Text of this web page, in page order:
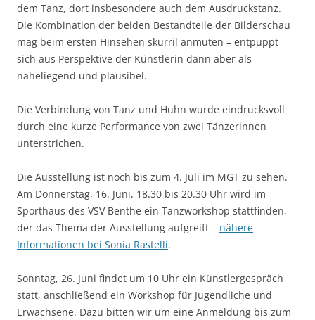
dem Tanz, dort insbesondere auch dem Ausdruckstanz.
Die Kombination der beiden Bestandteile der Bilderschau
mag beim ersten Hinsehen skurril anmuten – entpuppt
sich aus Perspektive der Künstlerin dann aber als
naheliegend und plausibel.
Die Verbindung von Tanz und Huhn wurde eindrucksvoll
durch eine kurze Performance von zwei Tänzerinnen
unterstrichen.
Die Ausstellung ist noch bis zum 4. Juli im MGT zu sehen.
Am Donnerstag, 16. Juni, 18.30 bis 20.30 Uhr wird im
Sporthaus des VSV Benthe ein Tanzworkshop stattfinden,
der das Thema der Ausstellung aufgreift – nähere
Informationen bei Sonia Rastelli.
Sonntag, 26. Juni findet um 10 Uhr ein Künstlergespräch
statt, anschließend ein Workshop für Jugendliche und
Erwachsene. Dazu bitten wir um eine Anmeldung bis zum